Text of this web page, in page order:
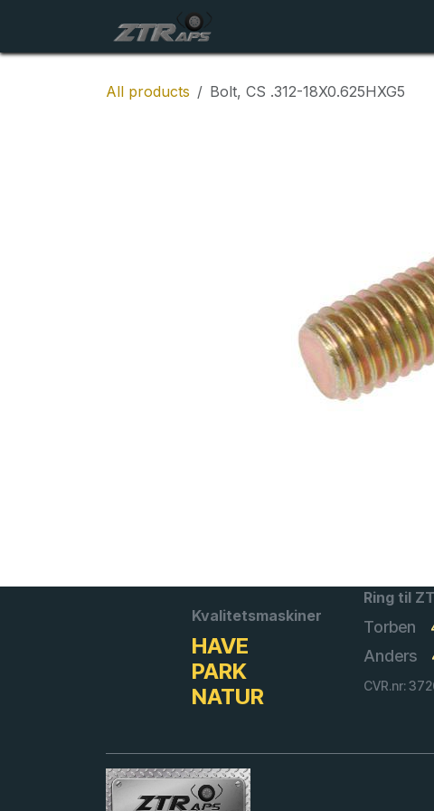
All products Bolt, CS .312-18X0.625HXG5
Kvalitetsmaskiner
HAVE
PARK
NATUR
Ring til
Torben
Anders
CVR.nr: